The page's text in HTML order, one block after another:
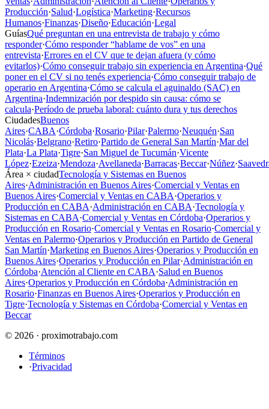
Producción·Salud·Logística·Marketing·Recursos
Humanos·Finanzas·Diseño·Educación·Legal
GuíasQué preguntan en una entrevista de trabajo y cómo
responder·Cómo responder “hablame de vos” en una
entrevista·Errores en el CV que te dejan afuera (y cómo
evitarlos)·Cómo conseguir trabajo sin experiencia en Argentina·Qué
poner en el CV si no tenés experiencia·Cómo conseguir trabajo de
operario en Argentina·Cómo se calcula el aguinaldo (SAC) en
Argentina·Indemnización por despido sin causa: cómo se
calcula·Período de prueba laboral: cuánto dura y tus derechos
CiudadesBuenos
Aires·CABA·Córdoba·Rosario·Pilar·Palermo·Neuquén·San
Nicolás·Belgrano·Retiro·Partido de General San Martín·Mar del
Plata·La Plata·Tigre·San Miguel de Tucumán·Vicente
López·Ezeiza·Mendoza·Avellaneda·Barracas·Beccar·Núñez·
Área × ciudadTecnología y Sistemas en Buenos
Aires·Administración en Buenos Aires·Comercial y Ventas en
Buenos Aires·Comercial y Ventas en CABA·Operarios y
Producción en CABA·Administración en CABA·Tecnología y
Sistemas en CABA·Comercial y Ventas en Córdoba·Operarios y
Producción en Rosario·Comercial y Ventas en Rosario·Comercial y
Ventas en Palermo·Operarios y Producción en Partido de General
San Martín·Marketing en Buenos Aires·Operarios y Producción en
Buenos Aires·Operarios y Producción en Pilar·Administración en
Córdoba·Atención al Cliente en CABA·Salud en Buenos
Aires·Operarios y Producción en Córdoba·Administración en
Rosario·Finanzas en Buenos Aires·Operarios y Producción en
Tigre·Tecnología y Sistemas en Córdoba·Comercial y Ventas en
Beccar
© 2026 · proximotrabajo.com
Términos
·Privacidad